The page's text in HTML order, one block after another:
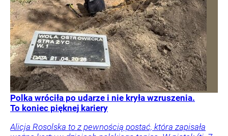
Polka wróciła po udarze i nie kryła wzruszenia.
To koniec pięknej kariery
Alicja Rosolska to z pewnością postać, która zapisała